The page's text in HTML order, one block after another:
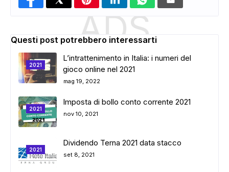
ADS
Questi post potrebbero interessarti
2021
L’intrattenimento in Italia: i numeri del
gioco online nel 2021
mag 19, 2022
2021
Imposta di bollo conto corrente 2021
nov 10, 2021
2021
Dividendo Terna 2021 data stacco
set 8, 2021